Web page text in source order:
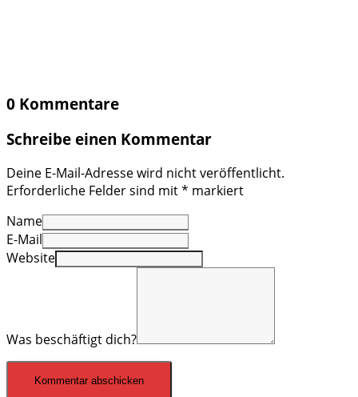
0 Kommentare
Schreibe einen Kommentar
Deine E-Mail-Adresse wird nicht veröffentlicht.
Erforderliche Felder sind mit* markiert
Name
E-Mail
Website
Was beschäftigt dich?